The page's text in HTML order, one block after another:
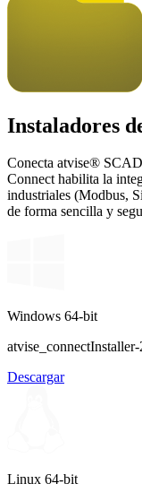
Instaladores
Conecta atvise®
Connect habilita la
industriales (Modbus,
de forma sencilla y
Windows 64-bit
Descargar
Linux 64-bit